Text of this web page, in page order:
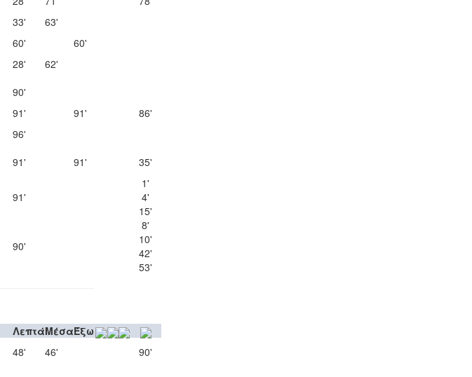
33'
63'
60'
60'
28'
62'
90'
91' 91'
86'
96'
91' 91' 35'
91'
1'
4'
15'
90'
8'
10'
42'
53'
ΛεπτάΜέσαΈξω
48' 46'
90'